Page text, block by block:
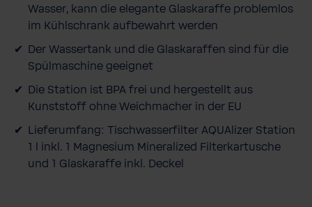
Wasser, kann die elegante Glaskaraffe problemlos
im Kühlschrank aufbewahrt werden
Der Wassertank und die Glaskaraffen sind für die
Spülmaschine geeignet
Die Station ist BPA frei und hergestellt aus
Kunststoff ohne Weichmacher in der EU
Lieferumfang: Tischwasserfilter AQUAlizer Station
1 l inkl. 1 Magnesium Mineralized Filterkartusche
und 1 Glaskaraffe inkl. Deckel